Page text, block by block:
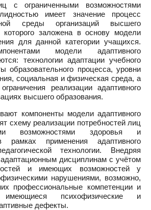
с ограниченными возможностями
имеет значение процесс
среды организаций высшего
которого заложена в основу модели
для данной категории учащихся.
модели адаптивного
технологии адаптации учебного
образовательного процесса, уровни
социальная и физическая среда, а
реализации адаптивного
высшего образования.
компоненты модели адаптивного
схему реализации потребностей лиц
возможностями здоровья и
рамках применения адаптивного
технологии. Внедряя
дисциплинам с учётом
и имеющих возможностей у
нарушениями, возможно,
профессиональные компетенции и
имеющиеся психофизические и
дефекты.